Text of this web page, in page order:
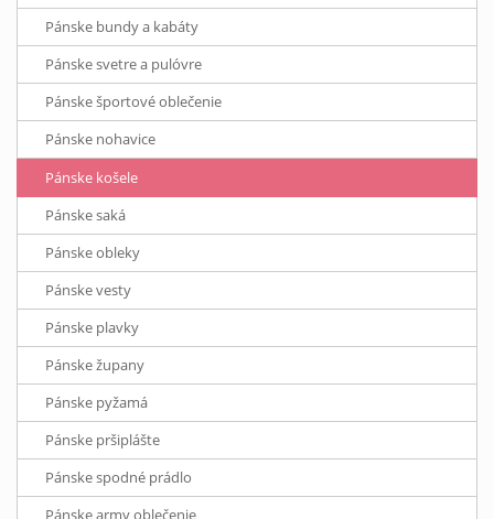
Pánske bundy a kabáty
Pánske svetre a pulóvre
Pánske športové oblečenie
Pánske nohavice
Pánske košele
Pánske saká
Pánske obleky
Pánske vesty
Pánske plavky
Pánske župany
Pánske pyžamá
Pánske pršiplášte
Pánske spodné prádlo
Pánske army oblečenie